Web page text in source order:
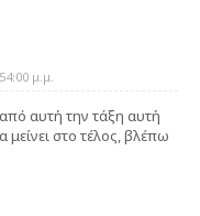
μ.μ.
αυτή την τάξη αυτή
στο τέλος, βλέπω